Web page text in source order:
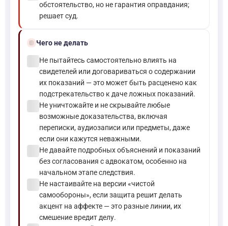
обстоятельство, но не гарантия оправдания;
решает суд.
block Чего не делать
Не пытайтесь самостоятельно влиять на
свидетелей или договариваться о содержании
их показаний — это может быть расценено как
подстрекательство к даче ложных показаний.
Не уничтожайте и не скрывайте любые
возможные доказательства, включая
переписки, аудиозаписи или предметы, даже
если они кажутся неважными.
Не давайте подробных объяснений и показаний
без согласования с адвокатом, особенно на
начальном этапе следствия.
Не настаивайте на версии «чистой
самообороны», если защита решит делать
акцент на аффекте — это разные линии, их
смешение вредит делу.